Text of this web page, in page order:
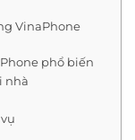
VinaPhone
phổ biến
nhà